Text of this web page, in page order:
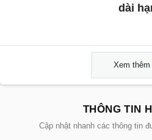
dài
Xem thêm
THÔNG TIN
Cập nhật nhanh các thông tin